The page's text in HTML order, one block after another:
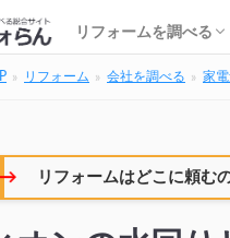
リフォームを調べる
基礎知識・費用を調
リフォーム会社を調
リフォームローンを
保険・補助金を調べ
リフォーム 会社を調べる 家
リフォームはどこに頼む
基礎知識・費用を調
リフォーム会社を調
リフォームローンを
保険・補助金を調べ